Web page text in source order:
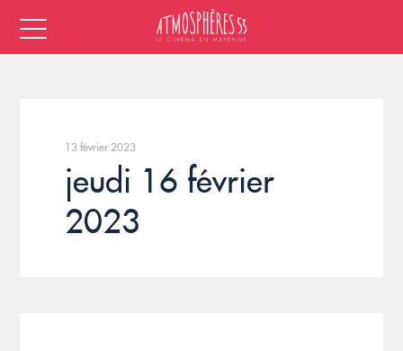
13 février 2023
jeudi 16 février
2023